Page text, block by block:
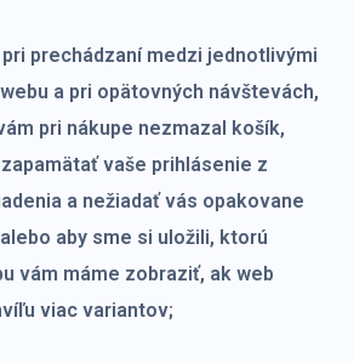
prechádzaní medzi jednotlivými
a pri opätovných návštevách,
pri nákupe nezmazal košík,
vaše prihlásenie z
a nežiadať vás opakovane
aby sme si uložili, ktorú
vám máme zobraziť, ak web
viac variantov;